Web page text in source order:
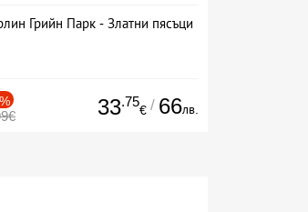
Грийн Парк - Златни пясъци
33.75
€ / 66лв.